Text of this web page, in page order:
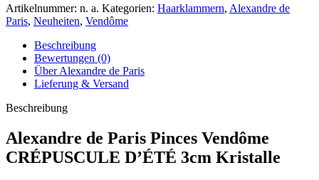
Artikelnummer: n. a. Kategorien: Haarklammern, Alexandre de
Paris, Neuheiten, Vendôme
Beschreibung
Bewertungen (0)
Über Alexandre de Paris
Lieferung & Versand
Beschreibung
Alexandre de Paris Pinces Vendôme
CRÉPUSCULE D’ÉTÉ 3cm Kristalle